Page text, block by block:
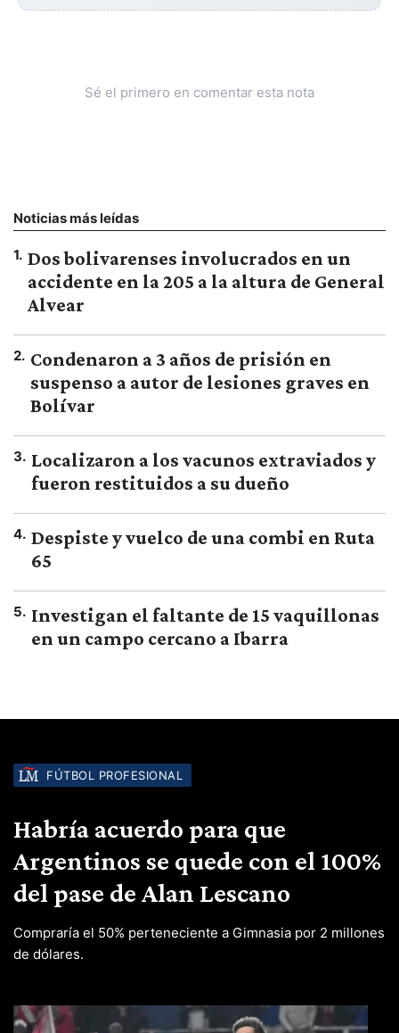
Sé el primero en comentar esta nota
Noticias más leídas
1. Dos bolivarenses involucrados en un
accidente en la 205 a la altura de General
Alvear
2. Condenaron a 3 años de prisión en
suspenso a autor de lesiones graves en
Bolívar
3. Localizaron a los vacunos extraviados y
fueron restituidos a su dueño
4. Despiste y vuelco de una combi en Ruta
65
5. Investigan el faltante de 15 vaquillonas
en un campo cercano a Ibarra
FÚTBOL PROFESIONAL
Habría acuerdo para que
Argentinos se quede con el 100%
del pase de Alan Lescano
Compraría el 50% perteneciente a Gimnasia por 2 millones
de dólares.